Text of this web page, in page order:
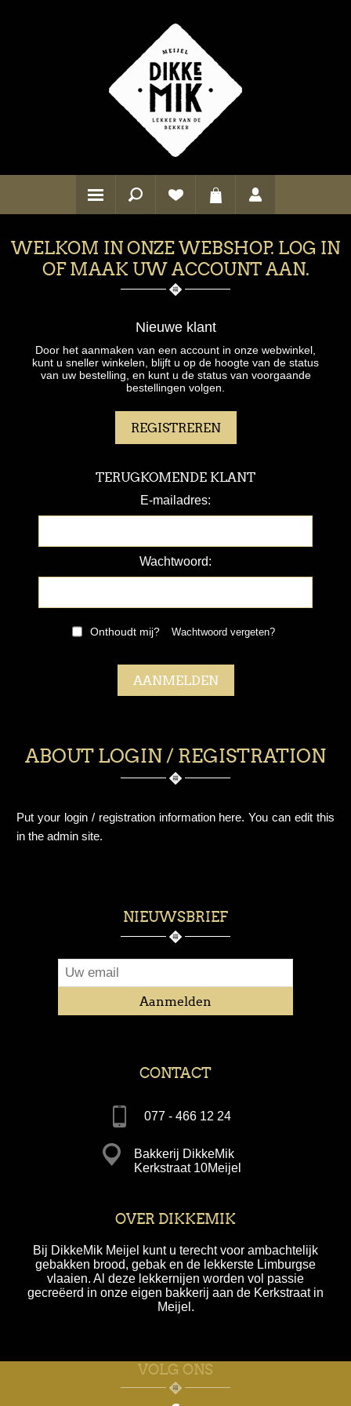
WELKOM IN ONZE WEBSHOP. LOG IN
OF MAAK UW ACCOUNT AAN.
Nieuwe klant
Door het aanmaken van een account in onze webwinkel,
kunt u sneller winkelen, blijft u op de hoogte van de status
van uw bestelling, en kunt u de status van voorgaande
bestellingen volgen.
TERUGKOMENDE KLANT
E-mailadres:
Wachtwoord:
Onthoudt mij? Wachtwoord vergeten?
ABOUT LOGIN / REGISTRATION
Put your login / registration information here. You can edit this
in the admin site.
NIEUWSBRIEF
CONTACT
077 - 466 12 24
Bakkerij DikkeMik
Kerkstraat 10Meijel
OVER DIKKEMIK
Bij DikkeMik Meijel kunt u terecht voor ambachtelijk
gebakken brood, gebak en de lekkerste Limburgse
vlaaien. Al deze lekkernijen worden vol passie
gecreëerd in onze eigen bakkerij aan de Kerkstraat in
Meijel.
VOLG ONS